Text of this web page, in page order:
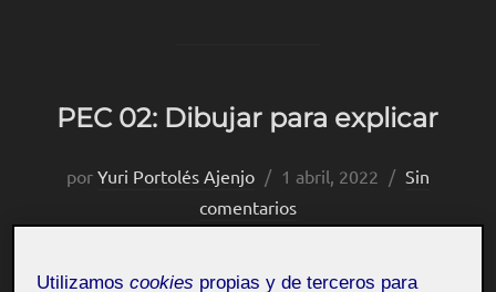
PEC 02: Dibujar para explicar
por Yuri Portolés Ajenjo
Publicado
el
1 abril, 2022
Sin
comentarios
Taller de dibujo aula 3 Pública
Utilizamoscookies propias y de terceros para